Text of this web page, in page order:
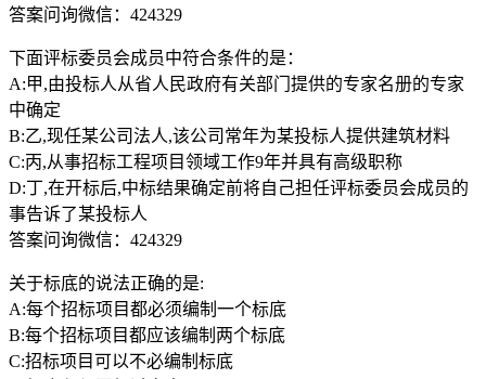
答案问询微信：424329
下面评标委员会成员中符合条件的是：
A:甲,由投标人从省人民政府有关部门提供的专家名册的专家
中确定
B:乙,现任某公司法人,该公司常年为某投标人提供建筑材料
C:丙,从事招标工程项目领域工作9年并具有高级职称
D:丁,在开标后,中标结果确定前将自己担任评标委员会成员的
事告诉了某投标人
答案问询微信：424329
关于标底的说法正确的是:
A:每个招标项目都必须编制一个标底
B:每个招标项目都应该编制两个标底
C:招标项目可以不必编制标底